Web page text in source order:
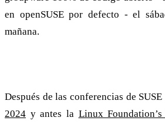
en openSUSE por defecto - el
mañana.
Después de las conferencias de SUSE
2024 y antes la Linux